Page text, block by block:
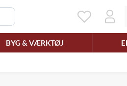
BYG & VÆRKTØJ